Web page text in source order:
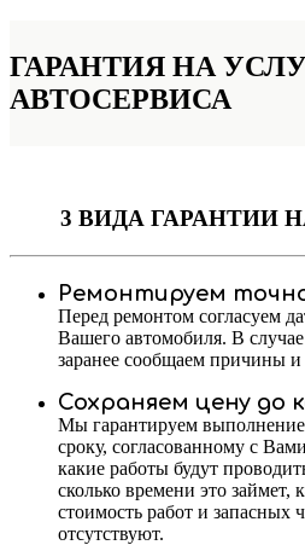
ГАРАНТИЯ НА
АВТОСЕРВИСА
3 ВИДА ГАРАНТИИ
Ремонтируем
Перед ремонтом согласуем
Вашего автомобиля. В
заранее сообщаем причины и
Сохраняем цену до
Мы гарантируем выполнение
сроку, согласованному с
какие работы будут
сколько времени это займет,
стоимость работ и запасных
отсутствуют.